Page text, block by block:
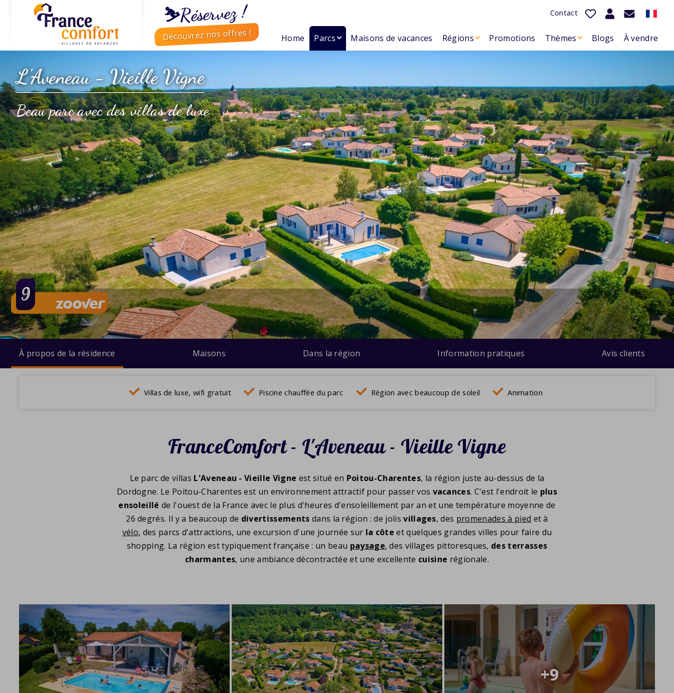
⛷️Réservez !
Découvrez nos offres !
Contact
Home Parcs Maisons de vacances Régions Promotions Thèmes Blogs À vendre
L'Aveneau - Vieille Vigne
Beau parc avec des villas de luxe
9
À propos de la résidence Maisons Dans la région Information pratiques Avis clients
Villas de luxe, wifi gratuit Piscine chauffée du parc Région avec beaucoup de soleil Animation
FranceComfort - L'Aveneau - Vieille Vigne
Le parc de villas L'Aveneau - Vieille Vigne est situé en Poitou-Charentes, la région juste au-dessus de la
Dordogne. Le Poitou-Charentes est un environnement attractif pour passer vos vacances. C'est l'endroit le plus
ensoleillé de l'ouest de la France avec le plus d'heures d'ensoleillement par an et une température moyenne de
26 degrés. Il y a beaucoup de divertissements dans la région : de jolisvillages, des promenades à pied et à
vélo, des parcs d'attractions, une excursion d'une journée sur la côte et quelques grandes villes pour faire du
shopping. La région est typiquement française : un beau paysage, des villages pittoresques, des terrasses
charmantes, une ambiance décontractée et une excellente cuisine régionale.
+9